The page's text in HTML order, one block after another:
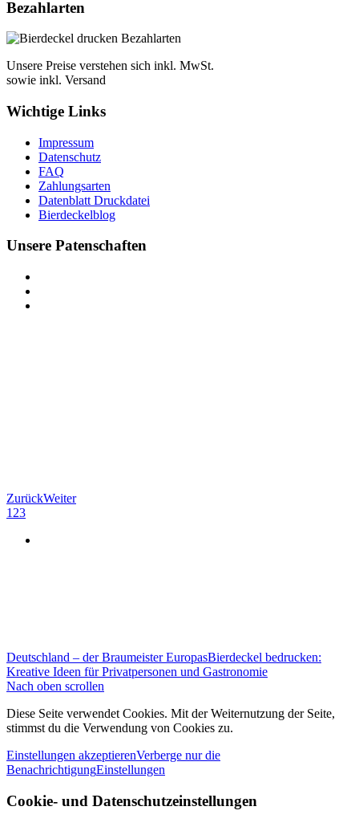
Bezahlarten
Unsere Preise verstehen sich inkl. MwSt.
sowie inkl. Versand
Wichtige Links
Impressum
Datenschutz
FAQ
Zahlungsarten
Datenblatt Druckdatei
Bierdeckelblog
Unsere Patenschaften
ZurückWeiter
123
Deutschland – der Braumeister EuropasBierdeckel bedrucken:
Kreative Ideen für Privatpersonen und Gastronomie
Nach oben scrollen
Diese Seite verwendet Cookies. Mit der Weiternutzung der Seite,
stimmst du die Verwendung von Cookies zu.
Einstellungen akzeptierenVerberge nur die
BenachrichtigungEinstellungen
Cookie- und Datenschutzeinstellungen